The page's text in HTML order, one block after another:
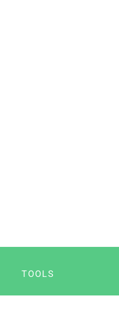
TOOLS